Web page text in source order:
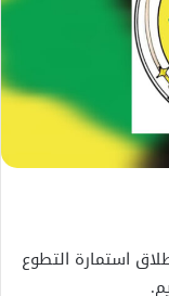
استمارة التطوع